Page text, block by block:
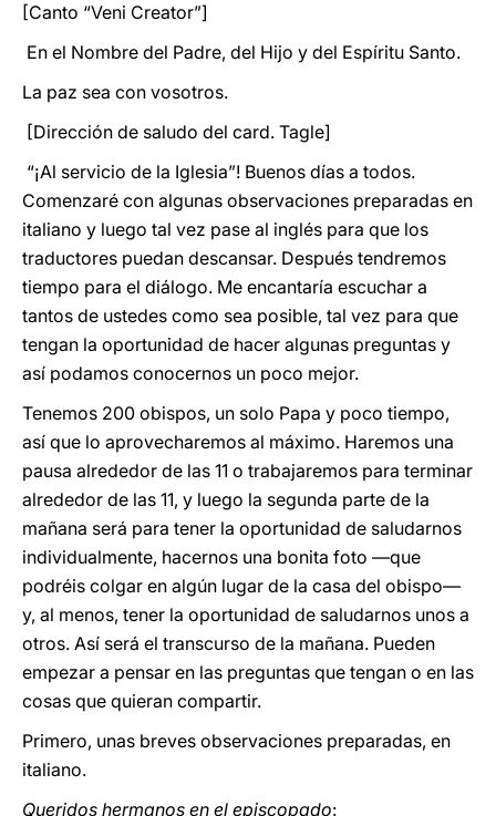
[Canto “Veni Creator”]
En el Nombre del Padre, del Hijo y del Espíritu Santo.
La paz sea con vosotros.
[Dirección de saludo del card. Tagle]
“¡Al servicio de la Iglesia”! Buenos días a todos.
Comenzaré con algunas observaciones preparadas en
italiano y luego tal vez pase al inglés para que los
traductores puedan descansar. Después tendremos
tiempo para el diálogo. Me encantaría escuchar a
tantos de ustedes como sea posible, tal vez para que
tengan la oportunidad de hacer algunas preguntas y
así podamos conocernos un poco mejor.
Tenemos 200 obispos, un solo Papa y poco tiempo,
así que lo aprovecharemos al máximo. Haremos una
pausa alrededor de las 11 o trabajaremos para terminar
alrededor de las 11, y luego la segunda parte de la
mañana será para tener la oportunidad de saludarnos
individualmente, hacernos una bonita foto —que
podréis colgar en algún lugar de la casa del obispo—
y, al menos, tener la oportunidad de saludarnos unos a
otros. Así será el transcurso de la mañana. Pueden
empezar a pensar en las preguntas que tengan o en las
cosas que quieran compartir.
Primero, unas breves observaciones preparadas, en
italiano.
Queridos hermanos en el episcopado: